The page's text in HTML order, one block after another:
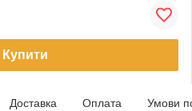
Купити
Доставка Оплата Умови